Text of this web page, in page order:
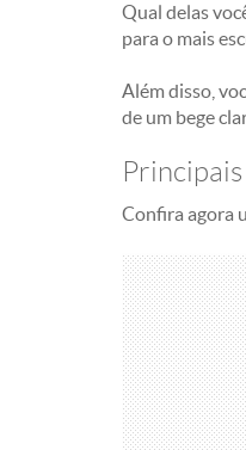
Qual delas
para o mais
Além disso,
de um bege
Confira agora